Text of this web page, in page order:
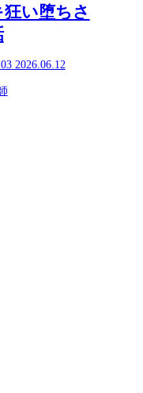
い堕ちさ
2026.06.12